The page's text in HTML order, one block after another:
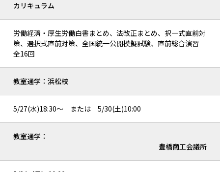
カリキュラム
労働経済・厚生労働白書まとめ、法改正まとめ、択一式直前対
策、選択式直前対策、全国統一公開模擬試験、直前総合演習
全16回
教室通学：浜松校
5/27(水)18:30～ または 5/30(土)10:00
教室通学：
豊橋商工会議所